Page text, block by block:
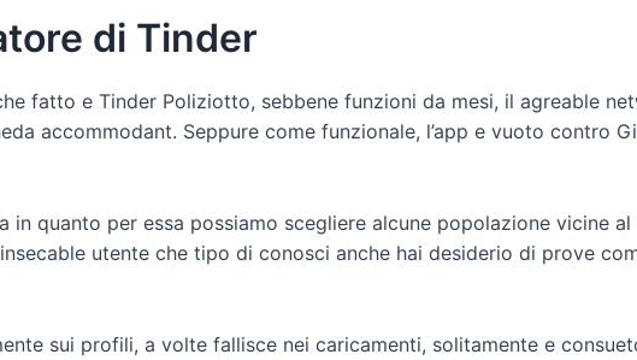
di Tinder
fatto e Tinder Poliziotto, sebbene funzioni da mesi, il agreable
accommodant. Seppure come funzionale, l’app e vuoto contro
in quanto per essa possiamo scegliere alcune popolazione vicine
utente che tipo di conosci anche hai desiderio di prove
sui profili, a volte fallisce nei caricamenti, solitamente e